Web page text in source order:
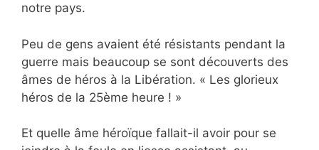
notre pays.
Peu de gens avaient été résistants pendant la
guerre mais beaucoup se sont découverts des
âmes de héros à la Libération. « Les glorieux
héros de la 25ème heure ! »
Et quelle âme héroïque fallait-il avoir pour se